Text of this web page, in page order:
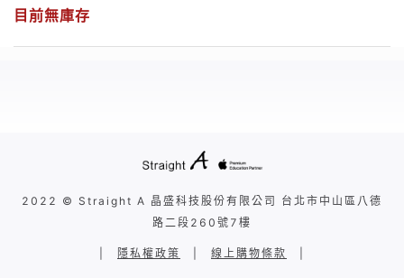
目前無庫存
2022 © Straight A 晶盛科技股份有限公司 台北市中山區八德
路二段260號7樓
隱私權政策 線上購物條款